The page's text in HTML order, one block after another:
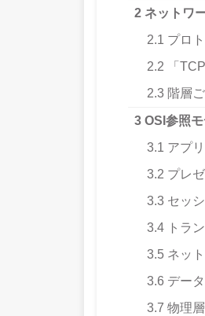
2 ネットワ
2.1 プロ
2.2 「
2.3 階層
3 OSI参照
3.1 アプ
3.2 プレ
3.3 セッ
3.4 トラ
3.5 ネッ
3.6 デー
3.7 物理層